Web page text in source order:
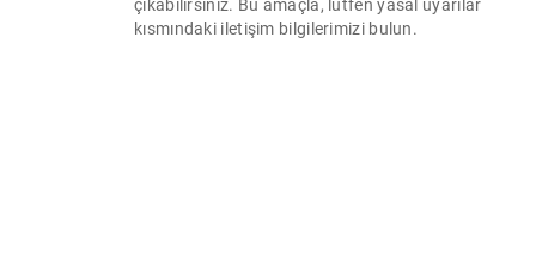
çıkabilirsiniz. Bu amaçla, lütfen yasal uyarılar
kısmındaki iletişim bilgilerimizi bulun.